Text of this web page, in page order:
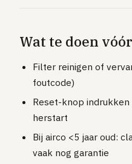
Wat te doen
Filter reinigen of
foutcode)
Reset-knop
herstart
Bij airco <5 jaar oud:
vaak nog garantie